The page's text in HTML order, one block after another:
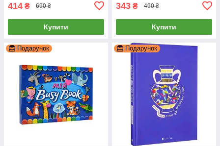
414 ₴ 690 ₴
Купити
343 ₴ 490 ₴
Купити
Подарунок Подарунок